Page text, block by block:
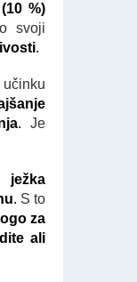
%)
svoji
.
.Je
. S to
za
ali